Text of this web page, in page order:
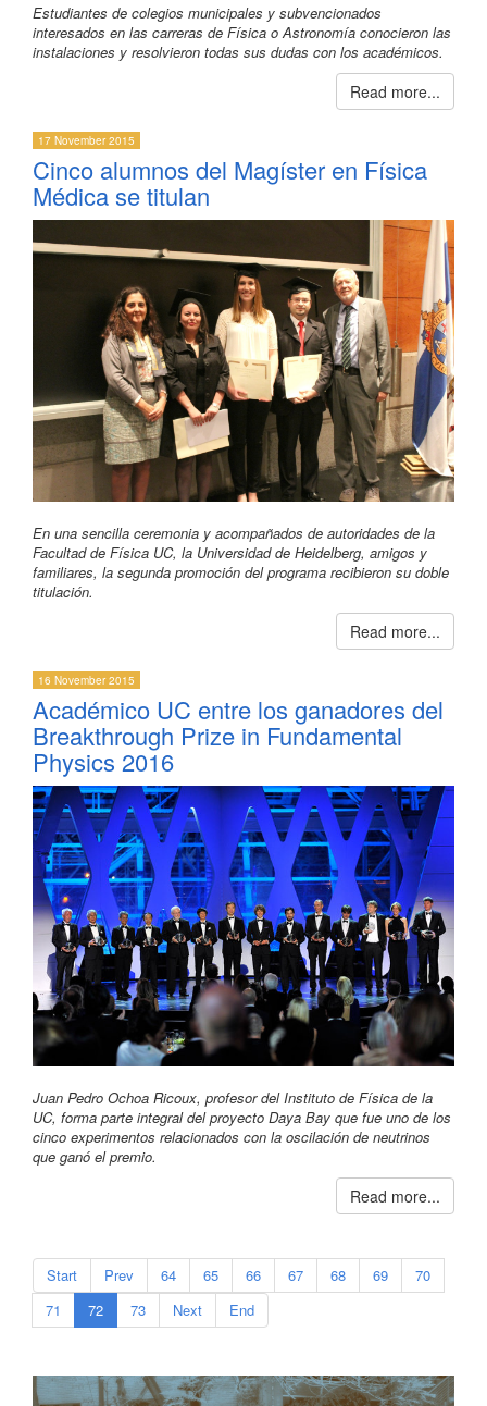
Estudiantes de colegios municipales y subvencionados
interesados en las carreras de Física o Astronomía conocieron las
instalaciones y resolvieron todas sus dudas con los académicos.
Read more...
17 November 2015
Cinco alumnos del Magíster en Física
Médica se titulan
En una sencilla ceremonia y acompañados de autoridades de la
Facultad de Física UC, la Universidad de Heidelberg, amigos y
familiares, la segunda promoción del programa recibieron su doble
titulación.
Read more...
16 November 2015
Académico UC entre los ganadores del
Breakthrough Prize in Fundamental
Physics 2016
Juan Pedro Ochoa Ricoux, profesor del Instituto de Física de la
UC, forma parte integral del proyecto Daya Bay que fue uno de los
cinco experimentos relacionados con la oscilación de neutrinos
que ganó el premio.
Read more...
Start Prev 64 65 66 67 68 69
70
71
72 73 Next End